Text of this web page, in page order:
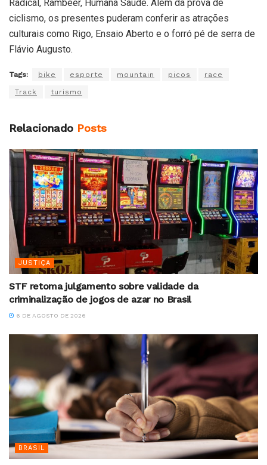
Radical, Rambeer, Humana Saúde. Além da prova de
ciclismo, os presentes puderam conferir as atrações
culturais como Rigo, Ensaio Aberto e o forró pé de serra de
Flávio Augusto.
Tags: bike esporte mountain picos race
Track turismo
Relacionado Posts
JUSTIÇA
STF retoma julgamento sobre validade da
criminalização de jogos de azar no Brasil
6 DE AGOSTO DE 2026
BRASIL